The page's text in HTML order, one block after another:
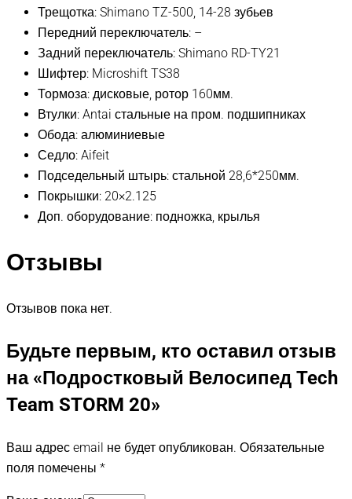
Трещотка: Shimano TZ-500, 14-28 зубьев
Передний переключатель: –
Задний переключатель: Shimano RD-TY21
Шифтер: Microshift TS38
Тормоза: дисковые, ротор 160мм.
Втулки: Antai стальные на пром. подшипниках
Обода: алюминиевые
Седло: Aifeit
Подседельный штырь: стальной 28,6*250мм.
Покрышки: 20×2.125
Доп. оборудование: подножка, крылья
Отзывы
Отзывов пока нет.
Будьте первым, кто оставил отзыв
на «Подростковый Велосипед Tech
Team STORM 20»
Ваш адрес email не будет опубликован. Обязательные
поля помечены *